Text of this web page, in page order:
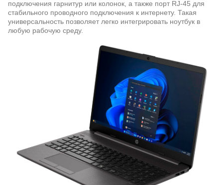
подключения гарнитур или колонок, а также порт RJ-45 для
стабильного проводного подключения к интернету. Такая
универсальность позволяет легко интегрировать ноутбук в
любую рабочую среду.